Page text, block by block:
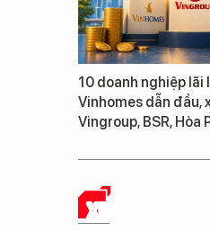
10 doanh nghiệp lãi
Vinhomes dẫn đầu,
Vingroup, BSR, Hòa
XE